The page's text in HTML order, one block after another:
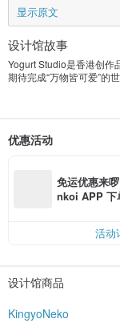
显示原文
设计馆故事
Yogurt Studio是香港创作
期待完成“万物皆可爱”的世
欢迎追踪我们IG 【
优惠活动
免运优惠来
nkoi APP 下
活动
设计馆商品
KingyoNeko